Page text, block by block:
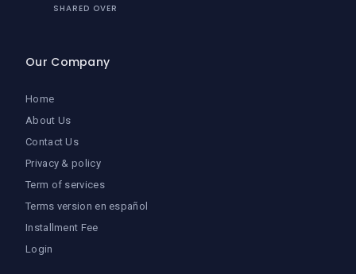
SHARED OVER
Our Company
Home
About Us
Contact Us
Privacy & policy
Term of services
Terms version en español
Installment Fee
Login